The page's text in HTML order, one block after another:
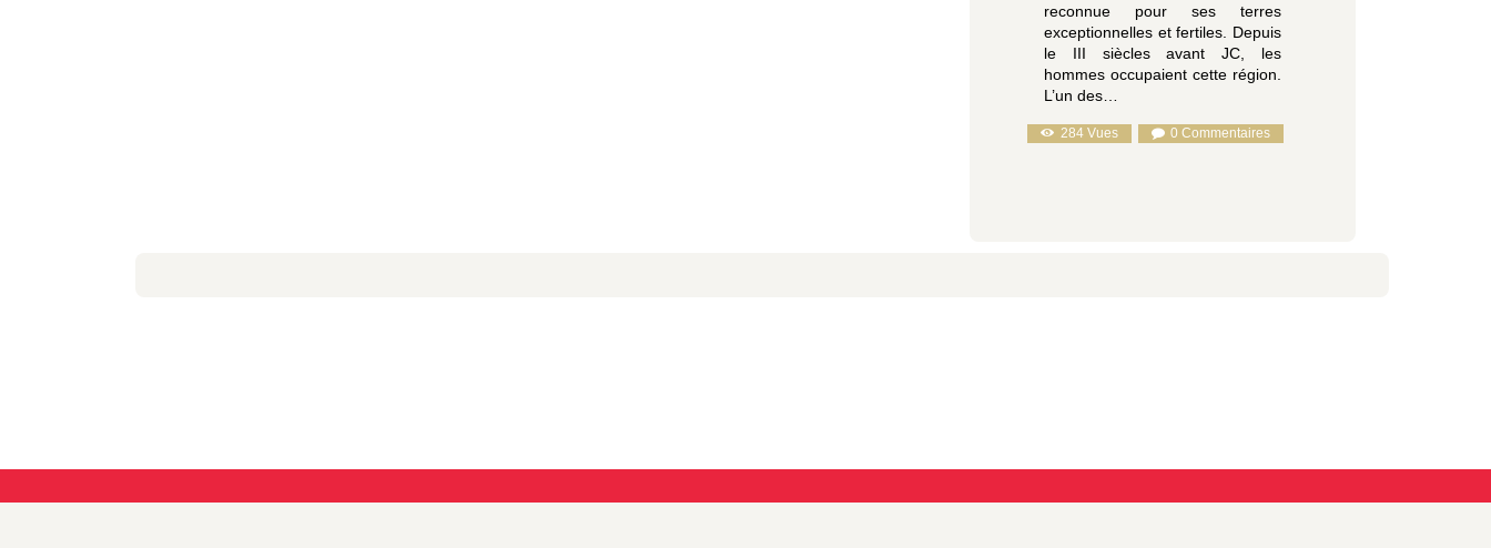
reconnue pour ses terres
exceptionnelles et fertiles. Depuis
le III siècles avant JC, les
hommes occupaient cette région.
L’un des…
284 Vues 0 Commentaires